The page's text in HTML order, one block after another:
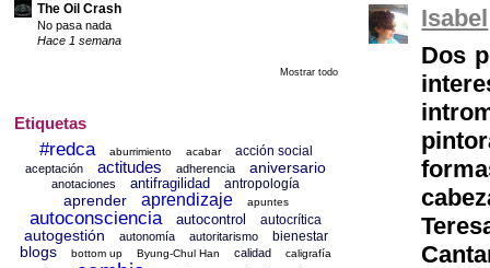
Isabel
Dos
The Oil Crash
No pasa nada
Hace 1 semana
Mostrar todo
Etiquetas
#redca aburrimiento acabar acción social
aceptación actitudes adherencia aniversario
anotaciones antifragilidad antropología
aprender aprendizaje apuntes
autoconsciencia autocontrol autocrítica
autogestión autonomía autoritarismo bienestar
blogs bottom up Byung-Chul Han calidad caligrafía